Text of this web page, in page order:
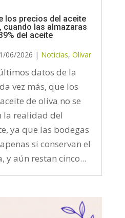
los precios del aceite
cuando las almazaras
del aceite
06/2026 | Noticias, Olivar
datos de la
vez más, que los
de oliva no se
la realidad del
ya que las bodegas
si conservan el
y aún restan cinco...